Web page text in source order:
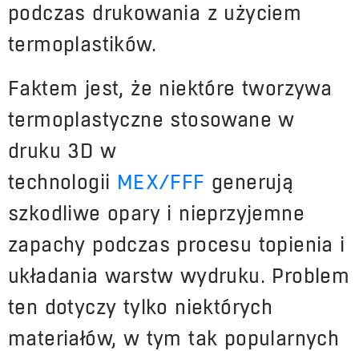
podczas drukowania z użyciem
termoplastików.
Faktem jest, że niektóre tworzywa
termoplastyczne stosowane w
druku 3D w
technologii MEX/FFF generują
szkodliwe opary i nieprzyjemne
zapachy podczas procesu topienia i
układania warstw wydruku. Problem
ten dotyczy tylko niektórych
materiałów, w tym tak popularnych